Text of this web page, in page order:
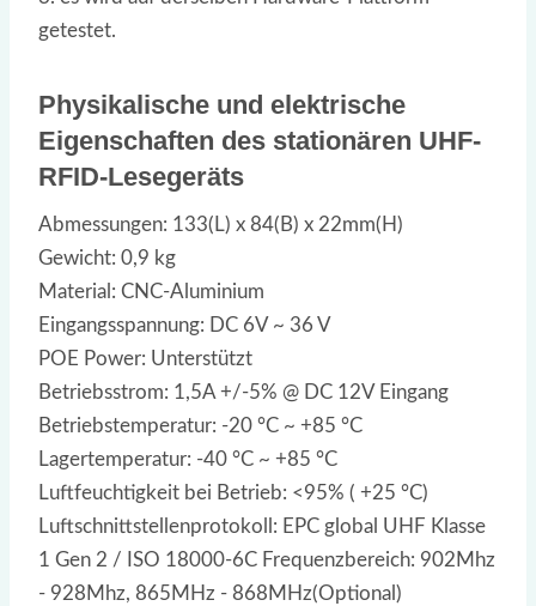
getestet.
Physikalische und elektrische
Eigenschaften des stationären UHF-
RFID-Lesegeräts
Abmessungen: 133(L) x 84(B) x 22mm(H)
Gewicht: 0,9 kg
Material: CNC-Aluminium
Eingangsspannung: DC 6V ~ 36 V
POE Power: Unterstützt
Betriebsstrom: 1,5A +/-5% @ DC 12V Eingang
Betriebstemperatur: -20 °C ~ +85 °C
Lagertemperatur: -40 °C ~ +85 °C
Luftfeuchtigkeit bei Betrieb: <95% ( +25 °C)
Luftschnittstellenprotokoll: EPC global UHF Klasse
1 Gen 2 / ISO 18000-6C Frequenzbereich: 902Mhz
- 928Mhz, 865MHz - 868MHz(Optional)